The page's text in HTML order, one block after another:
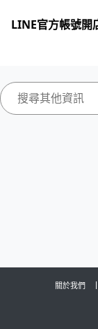
LINE官方帳號開
關於我們